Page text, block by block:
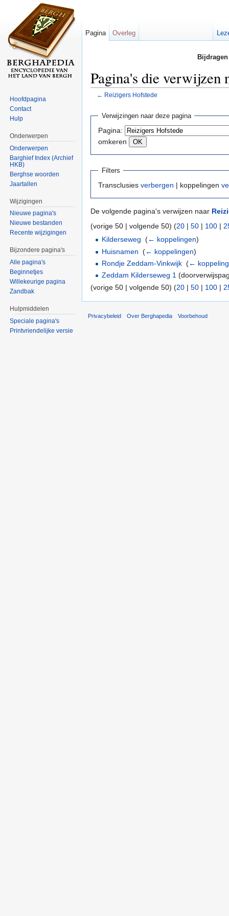
Pagina's die verwijzen
← Reizigers Hofstede
Verwijzingen naar deze pagina
Pagina:
omkeren
Filters
Transclusies verbergen | koppelingen
De volgende pagina's verwijzen naar
(vorige 50 | volgende 50) (20 | 50 | 100 |
Kilderseweg ‎(← koppelingen)
Huisnamen ‎(← koppelingen)
Rondje Zeddam-Vinkwijk ‎(←
Zeddam Kilderseweg 1
(vorige 50 | volgende 50) (20 | 50 | 100 |
Pagina Overleg
Hoofdpagina
Contact
Hulp
Onderwerpen
Onderwerpen
Barghief Index (Archief
HKB)
Berghse woorden
Jaartallen
Wijzigingen
Nieuwe pagina's
Nieuwe bestanden
Recente wijzigingen
Bijzondere pagina's
Alle pagina's
Beginnetjes
Willekeurige pagina
Zandbak
Hulpmiddelen
Speciale pagina's
Printvriendelijke versie
Privacybeleid Over Berghapedia Voorbehoud